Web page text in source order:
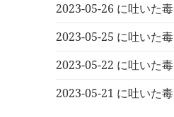
2023-05-26 に吐いた毒
2023-05-25 に吐いた毒
2023-05-22 に吐いた毒
2023-05-21 に吐いた毒